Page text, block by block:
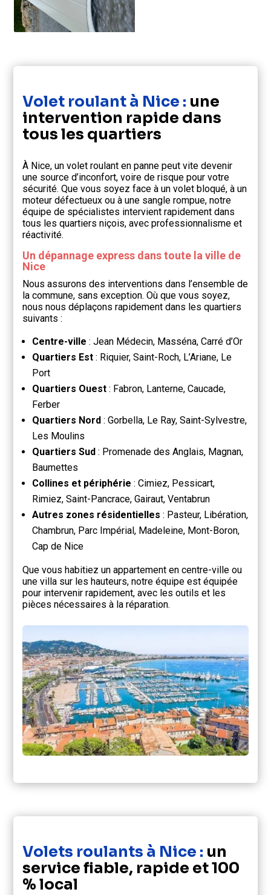
Volet roulant à Nice : une
intervention rapide dans
tous les quartiers
À Nice, un volet roulant en panne peut vite devenir
une source d’inconfort, voire de risque pour votre
sécurité. Que vous soyez face à un volet bloqué, à un
moteur défectueux ou à une sangle rompue, notre
équipe de spécialistes intervient rapidement dans
tous les quartiers niçois, avec professionnalisme et
réactivité.
Un dépannage express dans toute la ville de
Nice
Nous assurons des interventions dans l’ensemble de
la commune, sans exception. Où que vous soyez,
nous nous déplaçons rapidement dans les quartiers
suivants :
Centre-ville : Jean Médecin, Masséna, Carré d’Or
Quartiers Est : Riquier, Saint-Roch, L’Ariane, Le
Port
Quartiers Ouest : Fabron, Lanterne, Caucade,
Ferber
Quartiers Nord : Gorbella, Le Ray, Saint-Sylvestre,
Les Moulins
Quartiers Sud : Promenade des Anglais, Magnan,
Baumettes
Collines et périphérie : Cimiez, Pessicart,
Rimiez, Saint-Pancrace, Gairaut, Ventabrun
Autres zones résidentielles : Pasteur, Libération,
Chambrun, Parc Impérial, Madeleine, Mont-Boron,
Cap de Nice
Que vous habitiez un appartement en centre-ville ou
une villa sur les hauteurs, notre équipe est équipée
pour intervenir rapidement, avec les outils et les
pièces nécessaires à la réparation.
Volets roulants à Nice : un
service fiable, rapide et 100
% local